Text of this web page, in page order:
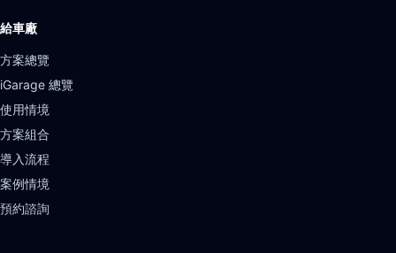
給車廠
方案總覽
iGarage 總覽
使用情境
方案組合
導入流程
案例情境
預約諮詢